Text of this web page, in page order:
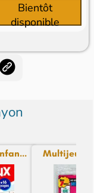
Bientôt
disponible
Multijeux